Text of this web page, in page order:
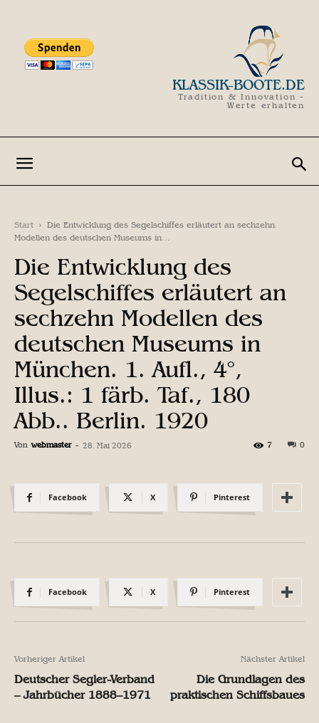
KLASSIK-BOOTE.DE
Tradition & Innovation -
Werte erhalten
Start
Die Entwicklung des Segelschiffes erläutert an sechzehn
Modellen des deutschen Museums in...
Die Entwicklung des
Segelschiffes erläutert an
sechzehn Modellen des
deutschen Museums in
München. 1. Aufl., 4°,
Illus.: 1 färb. Taf., 180
Abb.. Berlin. 1920
Von webmaster - 28. Mai 2026 0
7
Facebook X Pinterest
Facebook X Pinterest
Vorheriger Artikel
Deutscher Segler-Verband
– Jahrbücher 1888–1971
Nächster Artikel
Die Grundlagen des
praktischen Schiffsbaues